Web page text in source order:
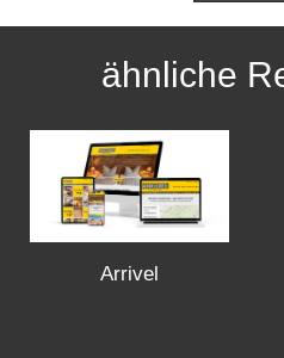
s
ähnliche
Arrivel